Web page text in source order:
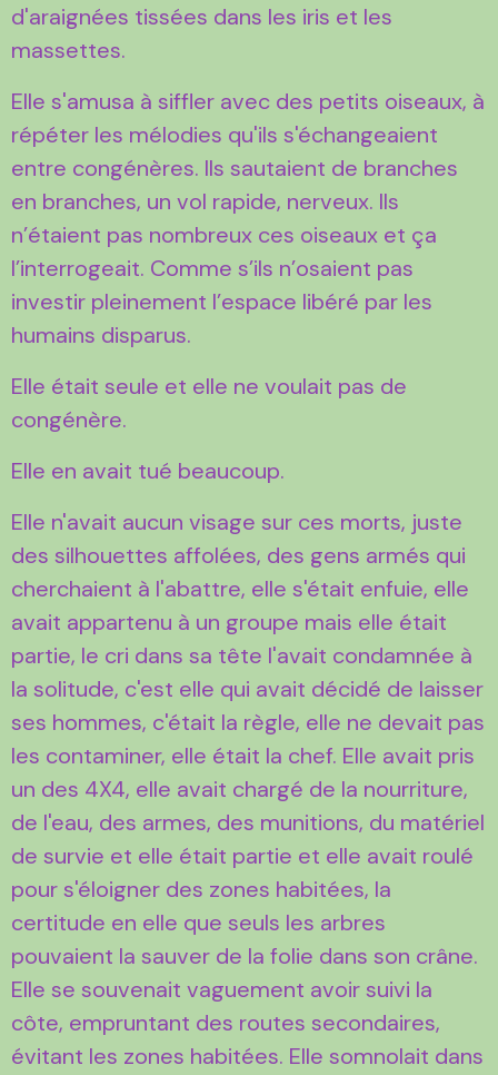
d'araignées tissées dans les iris et les
massettes.
Elle s'amusa à siffler avec des petits oiseaux, à
répéter les mélodies qu'ils s'échangeaient
entre congénères. Ils sautaient de branches
en branches, un vol rapide, nerveux. Ils
n’étaient pas nombreux ces oiseaux et ça
l’interrogeait. Comme s’ils n’osaient pas
investir pleinement l’espace libéré par les
humains disparus.
Elle était seule et elle ne voulait pas de
congénère.
Elle en avait tué beaucoup.
Elle n'avait aucun visage sur ces morts, juste
des silhouettes affolées, des gens armés qui
cherchaient à l'abattre, elle s'était enfuie, elle
avait appartenu à un groupe mais elle était
partie, le cri dans sa tête l'avait condamnée à
la solitude, c'est elle qui avait décidé de laisser
ses hommes, c'était la règle, elle ne devait pas
les contaminer, elle était la chef. Elle avait pris
un des 4X4, elle avait chargé de la nourriture,
de l'eau, des armes, des munitions, du matériel
de survie et elle était partie et elle avait roulé
pour s'éloigner des zones habitées, la
certitude en elle que seuls les arbres
pouvaient la sauver de la folie dans son crâne.
Elle se souvenait vaguement avoir suivi la
côte, empruntant des routes secondaires,
évitant les zones habitées. Elle somnolait dans